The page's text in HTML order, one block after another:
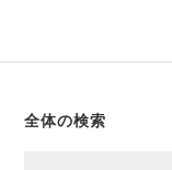
全体の検索